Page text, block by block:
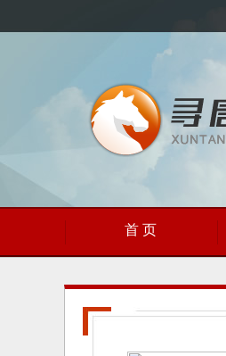
首 页